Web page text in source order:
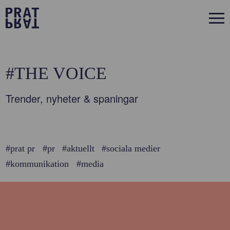
#THE VOICE
Trender, nyheter & spaningar
#prat pr #pr #aktuellt
#sociala medier
#kommunikation
#media